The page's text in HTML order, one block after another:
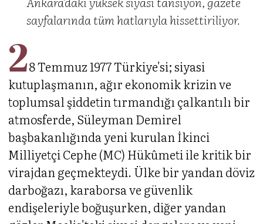
sayfalarında tüm hatlarıyla hissettiriliyor.
28 Temmuz 1977 Türkiye'si; siyasi
kutuplaşmanın, ağır ekonomik krizin ve
toplumsal şiddetin tırmandığı çalkantılı bir
atmosferde, Süleyman Demirel
başbakanlığında yeni kurulan İkinci
Milliyetçi Cephe (MC) Hükûmeti ile kritik bir
virajdan geçmekteydi. Ülke bir yandan döviz
darboğazı, karaborsa ve güvenlik
endişeleriyle boğuşurken, diğer yandan